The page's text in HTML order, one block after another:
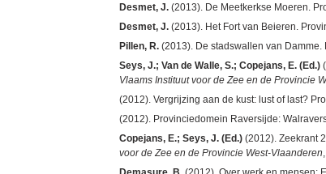
Desmet, J. (2013). De Meetkerkse Moeren.
Desmet, J. (2013). Het Fort van Beieren.
Pillen, R. (2013). De stadswallen van
Seys, J.; Van de Walle, S.; Copejans, E. (Ed.)
Vlaams Instituut voor de Zee en de Provincie
(2012). Vergrijzing aan de kust: lust of last?
(2012). Provinciedomein Raversijde:
Copejans, E.; Seys, J. (Ed.) (2012). Zeekrant
voor de Zee en de Provincie West-Vlaanderen